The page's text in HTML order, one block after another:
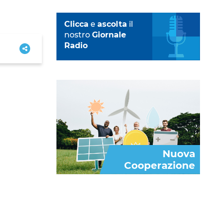
Clicca e ascolta il
nostro Giornale
Radio
Nuova
Cooperazione